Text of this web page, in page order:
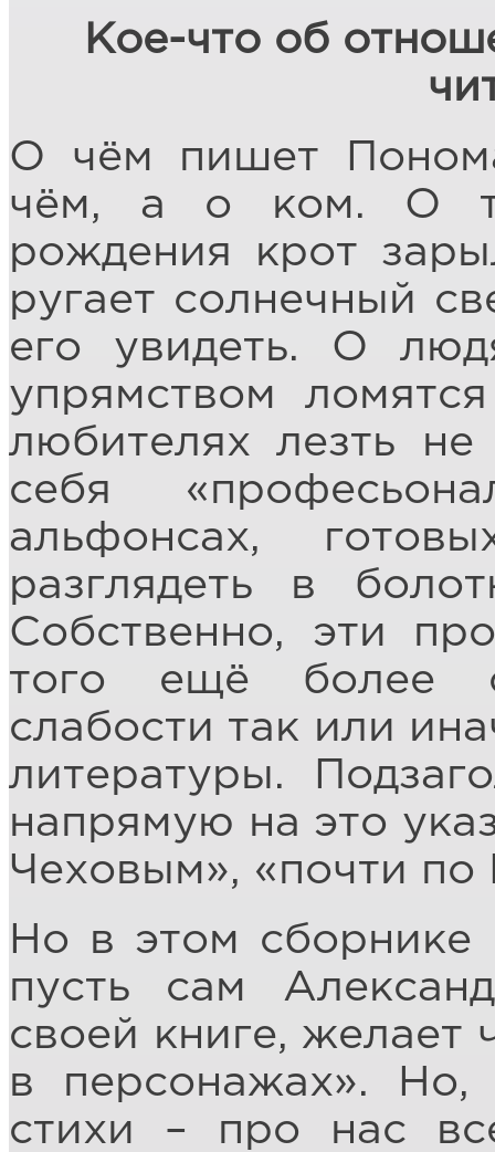
Кое-что об
О чём пишет
чём, а о ком. О
рождения крот
ругает солнечный
его увидеть. О
упрямством
любителях лезть
себя
альфонсах,
разглядеть в
Собственно, эти
того ещё более
слабости так или
литературы.
напрямую на это
Чеховым», «почти по
Но в этом сборнике
пусть сам
своей книге, желает
в персонажах».
стихи – про нас